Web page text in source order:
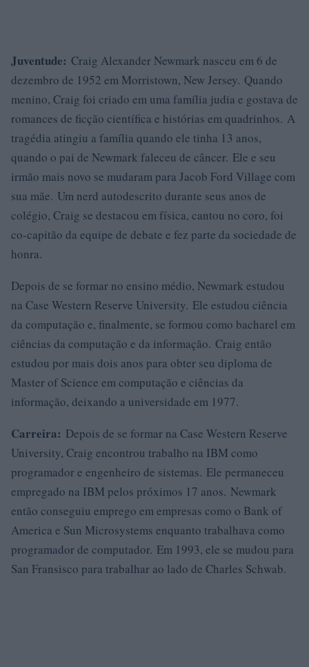
Juventude: Craig Alexander Newmark nasceu em 6 de
dezembro de 1952 em Morristown, New Jersey. Quando
menino, Craig foi criado em uma família judia e gostava de
romances de ficção científica e histórias em quadrinhos. A
tragédia atingiu a família quando ele tinha 13 anos,
quando o pai de Newmark faleceu de câncer. Ele e seu
irmão mais novo se mudaram para Jacob Ford Village com
sua mãe. Um nerd autodescrito durante seus anos de
colégio, Craig se destacou em física, cantou no coro, foi
co-capitão da equipe de debate e fez parte da sociedade de
honra.
Depois de se formar no ensino médio, Newmark estudou
na Case Western Reserve University. Ele estudou ciência
da computação e, finalmente, se formou como bacharel em
ciências da computação e da informação. Craig então
estudou por mais dois anos para obter seu diploma de
Master of Science em computação e ciências da
informação, deixando a universidade em 1977.
Carreira: Depois de se formar na Case Western Reserve
University, Craig encontrou trabalho na IBM como
programador e engenheiro de sistemas. Ele permaneceu
empregado na IBM pelos próximos 17 anos. Newmark
então conseguiu emprego em empresas como o Bank of
America e Sun Microsystems enquanto trabalhava como
programador de computador. Em 1993, ele se mudou para
San Fransisco para trabalhar ao lado de Charles Schwab.